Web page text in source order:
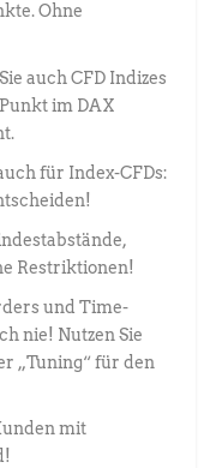
Ohne
auch CFD Indizes
im DAX
für Index-CFDs:
Restriktionen!
und Time-
nie! Nutzen Sie
„Tuning“ für den
mit